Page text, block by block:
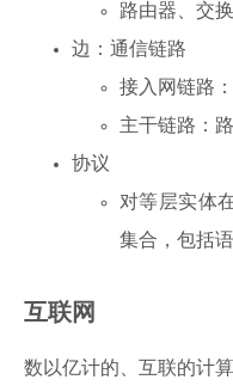
路由器、交
边：通信链路
接入网链路
主干链路：
协议
对等层实体
集合，包括
互联网
数以亿计的、互联的计